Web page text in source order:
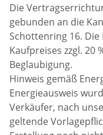
Die
gebunden an die
Schottenring 16. Die
Kaufpreises zzgl. 20
Beglaubigung.
Hinweis gemäß
Energieausweis
Verkäufer, nach
geltende